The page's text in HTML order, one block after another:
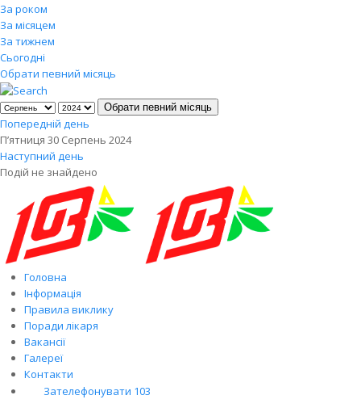
За роком
За місяцем
За тижнем
Сьогодні
Обрати певний місяць
Обрати певний місяць
Попередній день
П’ятниця 30 Серпень 2024
Наступний день
Подій не знайдено
Головна
Інформація
Правила виклику
Поради лікаря
Вакансії
Галереї
Контакти
Зателефонувати 103